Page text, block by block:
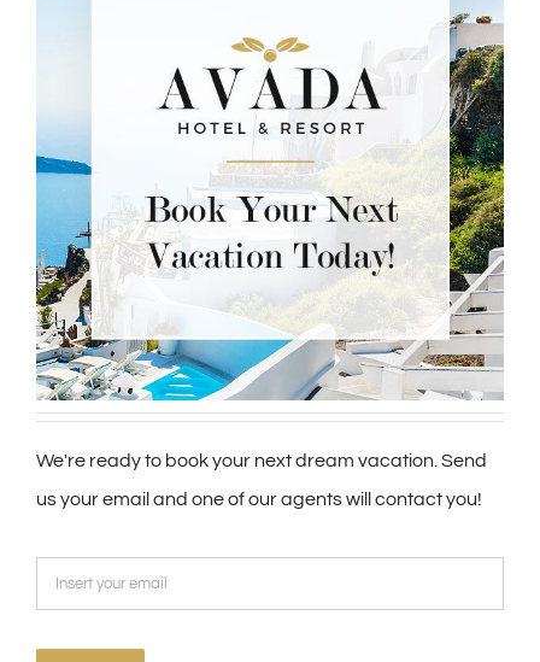
We're ready to book your next dream vacation. Send
us your email and one of our agents will contact you!